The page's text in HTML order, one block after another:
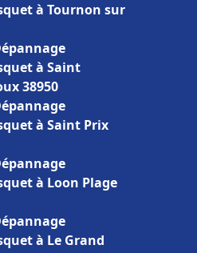
à Tournon sur
à Saint
38950
à Saint Prix
à Loon Plage
à Le Grand